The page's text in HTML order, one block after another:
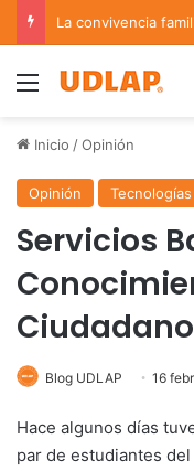
Menu
Inicio /Opinión
Opinión
Servicios
Ciudadano
Blog UDLAP 16
Hace algunos días
par de estudiantes